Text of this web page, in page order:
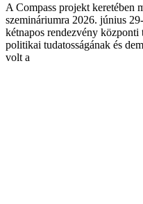
A Compass projekt keretében
szemináriumra 2026. június
kétnapos rendezvény központi
politikai tudatosságának és
volt a